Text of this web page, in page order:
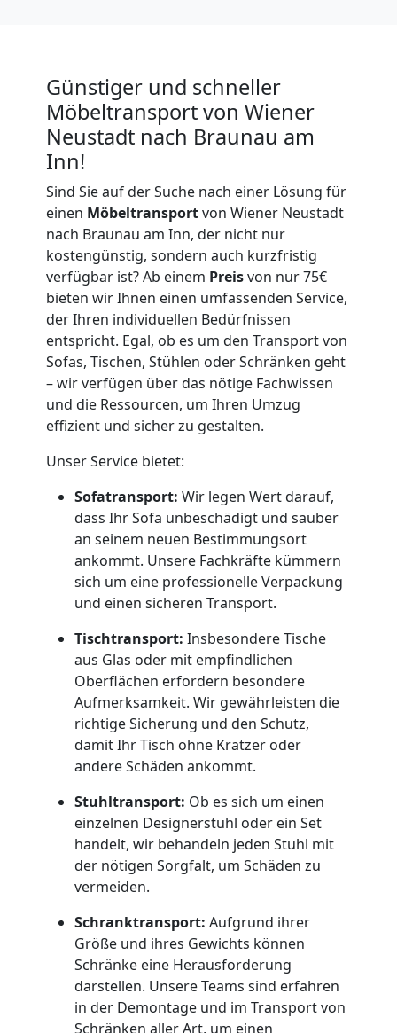
Günstiger und schneller
Möbeltransport von Wiener
Neustadt nach Braunau am
Inn!
Sind Sie auf der Suche nach einer Lösung für
einen Möbeltransportvon Wiener Neustadt
nach Braunau am Inn, der nicht nur
kostengünstig, sondern auch kurzfristig
verfügbar ist? Ab einem Preisvon nur 75€
bieten wir Ihnen einen umfassenden Service,
der Ihren individuellen Bedürfnissen
entspricht. Egal, ob es um den Transport von
Sofas, Tischen, Stühlen oder Schränken geht
– wir verfügen über das nötige Fachwissen
und die Ressourcen, um Ihren Umzug
effizient und sicher zu gestalten.
Unser Service bietet:
Sofatransport: Wir legen Wert darauf,
dass Ihr Sofa unbeschädigt und sauber
an seinem neuen Bestimmungsort
ankommt. Unsere Fachkräfte kümmern
sich um eine professionelle Verpackung
und einen sicheren Transport.
Tischtransport: Insbesondere Tische
aus Glas oder mit empfindlichen
Oberflächen erfordern besondere
Aufmerksamkeit. Wir gewährleisten die
richtige Sicherung und den Schutz,
damit Ihr Tisch ohne Kratzer oder
andere Schäden ankommt.
Stuhltransport: Ob es sich um einen
einzelnen Designerstuhl oder ein Set
handelt, wir behandeln jeden Stuhl mit
der nötigen Sorgfalt, um Schäden zu
vermeiden.
Schranktransport: Aufgrund ihrer
Größe und ihres Gewichts können
Schränke eine Herausforderung
darstellen. Unsere Teams sind erfahren
in der Demontage und im Transport von
Schränken aller Art, um einen
für
Senioren
Wiener
Neustadt
Fernumzug
Wiener
Neustadt
Firmenumzug
Wiener
Neustadt
Büroumzug
Wiener
Neustadt
Expressumzug
Wiener
Neustadt
Tragehilfe
Wiener